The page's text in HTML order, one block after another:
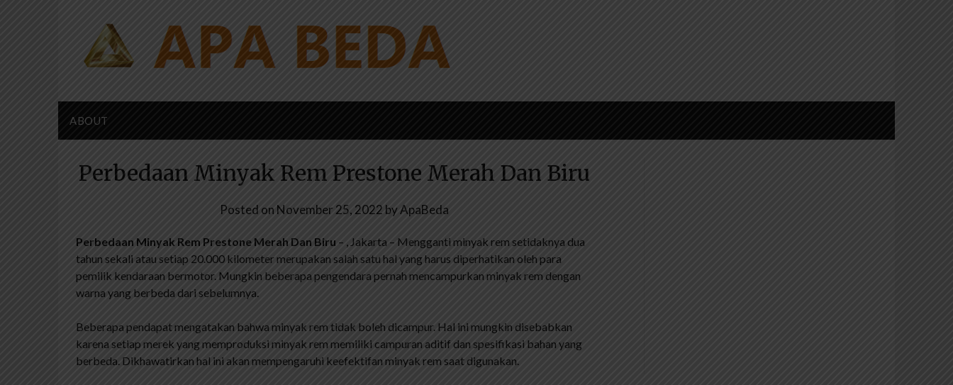
ABOUT
Perbedaan Minyak Rem Prestone Merah Dan Biru
Posted on November 25, 2022 byApaBeda
Perbedaan Minyak Rem Prestone Merah Dan Biru – , Jakarta – Mengganti minyak rem setidaknya dua
tahun sekali atau setiap 20.000 kilometer merupakan salah satu hal yang harus diperhatikan oleh para
pemilik kendaraan bermotor. Mungkin beberapa pengendara pernah mencampurkan minyak rem dengan
warna yang berbeda dari sebelumnya.
Beberapa pendapat mengatakan bahwa minyak rem tidak boleh dicampur. Hal ini mungkin disebabkan
karena setiap merek yang memproduksi minyak rem memiliki campuran aditif dan spesifikasi bahan yang
berbeda. Dikhawatirkan hal ini akan mempengaruhi keefektifan minyak rem saat digunakan.